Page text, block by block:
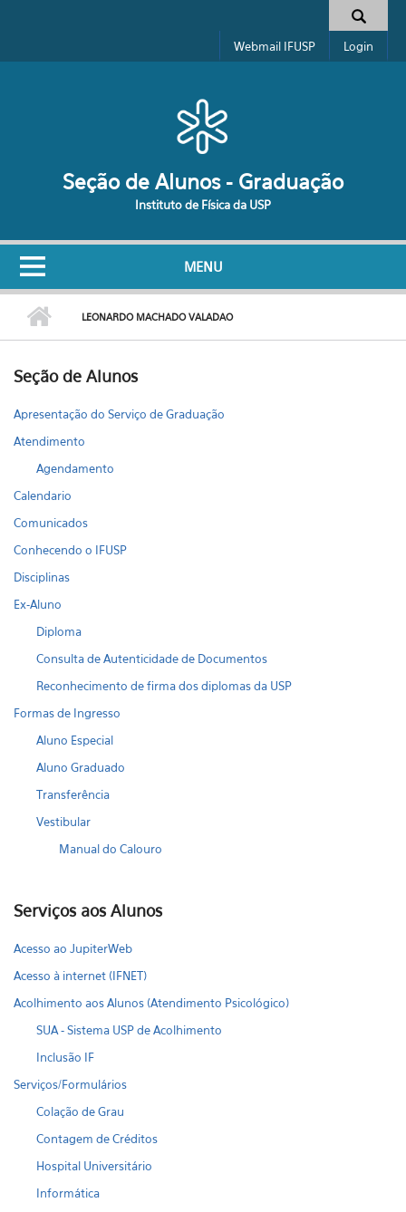
Formulário de busca
Webmail IFUSP Login
Seção de Alunos - Graduação
Instituto de Física da USP
MENU
LEONARDO MACHADO VALADAO
Seção de Alunos
Apresentação do Serviço de Graduação
Atendimento
Agendamento
Calendario
Comunicados
Conhecendo o IFUSP
Disciplinas
Ex-Aluno
Diploma
Consulta de Autenticidade de Documentos
Reconhecimento de firma dos diplomas da USP
Formas de Ingresso
Aluno Especial
Aluno Graduado
Transferência
Vestibular
Manual do Calouro
Serviços aos Alunos
Acesso ao JupiterWeb
Acesso à internet (IFNET)
Acolhimento aos Alunos (Atendimento Psicológico)
SUA - Sistema USP de Acolhimento
Inclusão IF
Serviços/Formulários
Colação de Grau
Contagem de Créditos
Hospital Universitário
Informática